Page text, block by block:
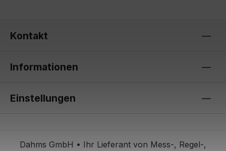
Kontakt
Informationen
Einstellungen
Dahms GmbH • Ihr Lieferant von Mess-, Regel-,